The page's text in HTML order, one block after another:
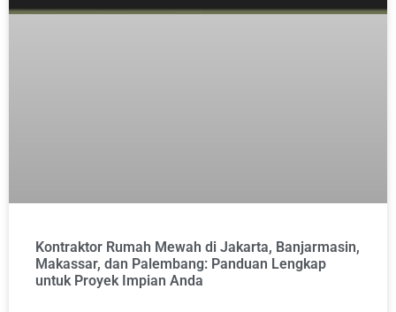
Kontraktor Rumah Mewah di Jakarta, Banjarmasin,
Makassar, dan Palembang: Panduan Lengkap
untuk Proyek Impian Anda